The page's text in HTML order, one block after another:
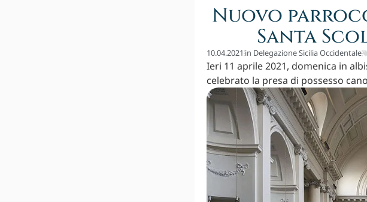
Nuovo
Santa
10.04.2021 in Delegazione Sicilia Occidentale
Ieri 11 aprile 2021, domenica in
celebrato la presa di possesso